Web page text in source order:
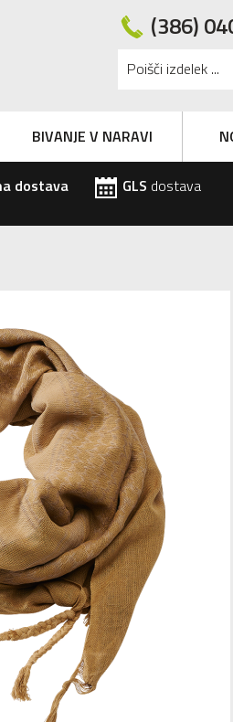
(386)
BIVANJE V NARAVI
dostava GLS dostava